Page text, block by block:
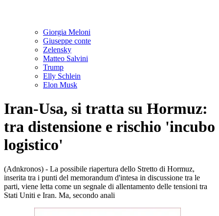
Giorgia Meloni
Giuseppe conte
Zelensky
Matteo Salvini
Trump
Elly Schlein
Elon Musk
Iran-Usa, si tratta su Hormuz:
tra distensione e rischio 'incubo
logistico'
(Adnkronos) - La possibile riapertura dello Stretto di Hormuz,
inserita tra i punti del memorandum d'intesa in discussione tra le
parti, viene letta come un segnale di allentamento delle tensioni tra
Stati Uniti e Iran. Ma, secondo anali